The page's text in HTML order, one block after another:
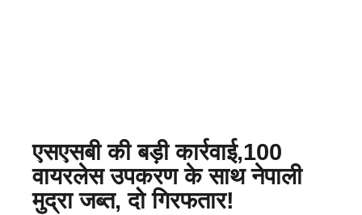
एसएसबी की बड़ी कार्रवाई,100
वायरलेस उपकरण के साथ नेपाली
मुद्रा जब्त, दो गिरफतार!